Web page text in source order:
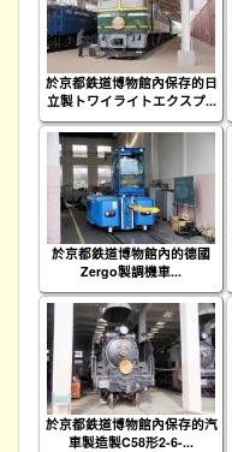
於京都鉄道博物館內保存的日
立製トワイライトエクスプ...
於京都鉄道博物館內的德國
Zergo製調機車...
於京都鉄道博物館內保存的汽
車製造製C58形2-6-...